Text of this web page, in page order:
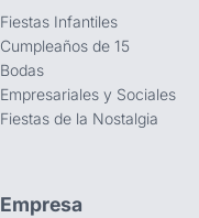
Fiestas Infantiles
Cumpleaños de 15
Bodas
Empresariales y Sociales
Fiestas de la Nostalgia
Empresa